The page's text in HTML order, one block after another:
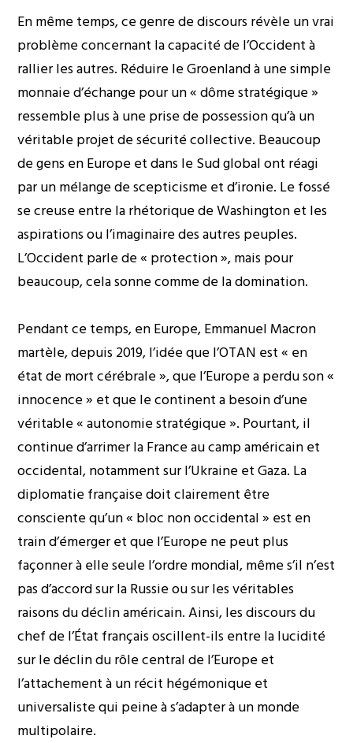
En même temps, ce genre de discours révèle un vrai
problème concernant la capacité de l’Occident à
rallier les autres. Réduire le Groenland à une simple
monnaie d’échange pour un « dôme stratégique »
ressemble plus à une prise de possession qu’à un
véritable projet de sécurité collective. Beaucoup
de gens en Europe et dans le Sud global ont réagi
par un mélange de scepticisme et d’ironie. Le fossé
se creuse entre la rhétorique de Washington et les
aspirations ou l’imaginaire des autres peuples.
L’Occident parle de « protection », mais pour
beaucoup, cela sonne comme de la domination.
Pendant ce temps, en Europe, Emmanuel Macron
martèle, depuis 2019, l’idée que l’OTAN est« en
état de mort cérébrale », que l’Europe a perdu son «
innocence » et que le continent a besoin d’une
véritable« autonomie stratégique ». Pourtant, il
continue d’arrimer la France au camp américain et
occidental, notamment sur l’Ukraine et Gaza. La
diplomatie française doit clairement être
consciente qu’un « bloc non occidental » est en
train d’émerger et que l’Europe ne peut plus
façonner à elle seule l’ordre mondial, même s’il n’est
pas d’accord sur la Russie ou sur les véritables
raisons du déclin américain. Ainsi, les discours du
chef de l’État français oscillent-ils entre la lucidité
sur le déclin du rôle central de l’Europe et
l’attachement à un récit hégémonique et
universaliste qui peine à s’adapter à un monde
multipolaire.